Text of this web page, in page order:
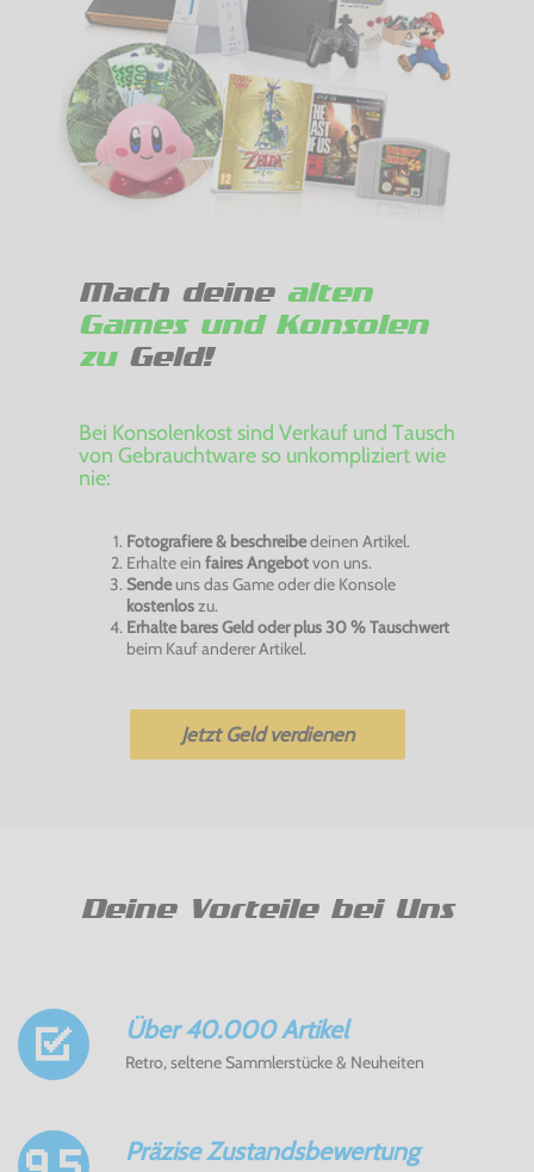
Mach deine alten
Games und Konsolen
zuGeld!
Bei Konsolenkost sind Verkauf und Tausch
von Gebrauchtware so unkompliziert wie
nie:
Fotografiere & beschreibedeinen Artikel.
Erhalte ein faires Angebotvon uns.
Sendeuns das Game oder die Konsole
kostenloszu.
Erhalte bares Geld oder plus 30 % Tauschwert
beim Kauf anderer Artikel.
Jetzt Geld verdienen
Deine Vorteile bei Uns
Über 40.000 Artikel
Retro, seltene Sammlerstücke & Neuheiten
Präzise Zustandsbewertung